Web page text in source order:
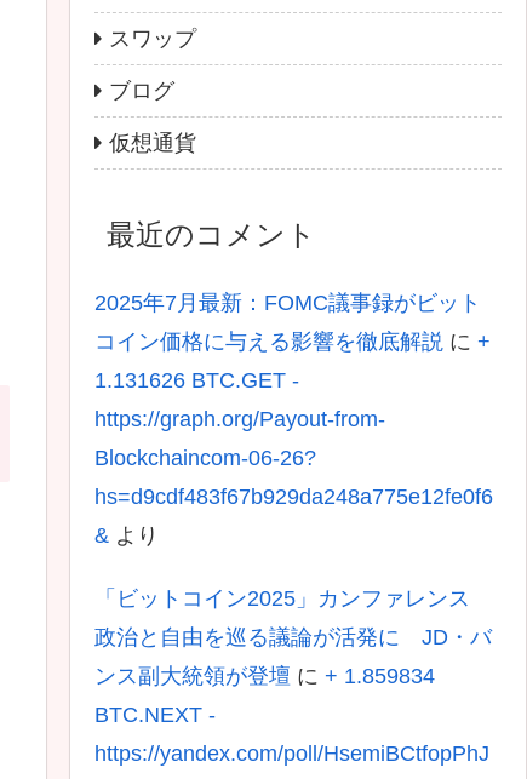
スワップ
ブログ
仮想通貨
最近のコメント
2025年7月最新：FOMC議事録がビット
コイン価格に与える影響を徹底解説 に +
1.131626 BTC.GET -
https://graph.org/Payout-from-
Blockchaincom-06-26?
hs=d9cdf483f67b929da248a775e12fe0f6
& より
「ビットコイン2025」カンファレンス
政治と自由を巡る議論が活発に JD・バ
ンス副大統領が登壇 に + 1.859834
BTC.NEXT -
https://yandex.com/poll/HsemiBCtfopPhJ